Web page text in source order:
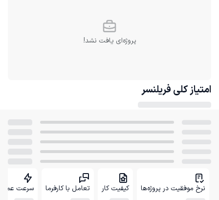
پروژه‌ای یافت نشد!
امتیاز کلی فریلنسر
نرخ موفقیت در پروژه‌ها کیفیت کار تعامل با کارفرما سرعت عمل